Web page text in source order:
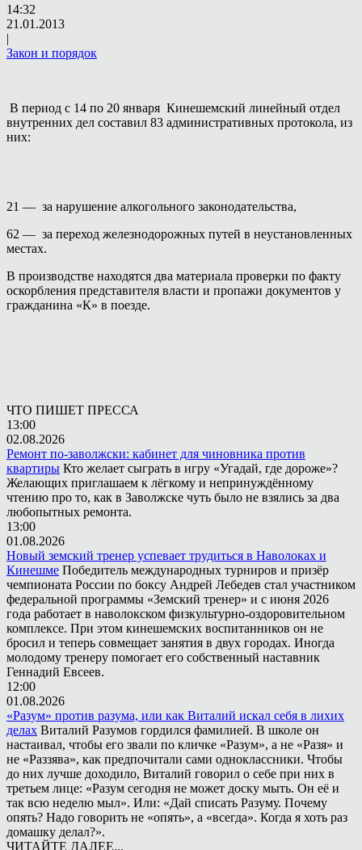
14:32
21.01.2013
|
Закон и порядок
В период с 14 по 20 января Кинешемский линейный отдел
внутренних дел составил 83 административных протокола, из
них:
21 — за нарушение алкогольного законодательства,
62 — за переход железнодорожных путей в неустановленных
местах.
В производстве находятся два материала проверки по факту
оскорбления представителя власти и пропажи документов у
гражданина «К» в поезде.
ЧТО ПИШЕТ ПРЕССА
13:00
02.08.2026
Ремонт по-заволжски: кабинет для чиновника против
квартиры Кто желает сыграть в игру «Угадай, где дороже»?
Желающих приглашаем к лёгкому и непринуждённому
чтению про то, как в Заволжске чуть было не взялись за два
любопытных ремонта.
13:00
01.08.2026
Новый земский тренер успевает трудиться в Наволоках и
Кинешме Победитель международных турниров и призёр
чемпионата России по боксу Андрей Лебедев стал участником
федеральной программы «Земский тренер» и с июня 2026
года работает в наволокском физкультурно-оздоровительном
комплексе. При этом кинешемских воспитанников он не
бросил и теперь совмещает занятия в двух городах. Иногда
молодому тренеру помогает его собственный наставник
Геннадий Евсеев.
12:00
01.08.2026
«Разум» против разума, или как Виталий искал себя в лихих
делах Виталий Разумов гордился фамилией. В школе он
настаивал, чтобы его звали по кличке «Разум», а не «Разя» и
не «Раззява», как предпочитали сами одноклассники. Чтобы
до них лучше доходило, Виталий говорил о себе при них в
третьем лице: «Разум сегодня не может доску мыть. Он её и
так всю неделю мыл». Или: «Дай списать Разуму. Почему
опять? Надо говорить не «опять», а «всегда». Когда я хоть раз
домашку делал?».
ЧИТАЙТЕ ДАЛЕЕ...